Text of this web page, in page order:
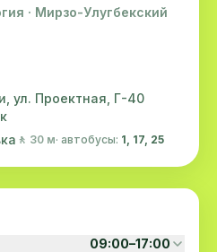
· Мирзо-Улугбекский
ул. Проектная, Г-40
🚶 30 м· автобусы: 1, 17, 25
09:00–17:00